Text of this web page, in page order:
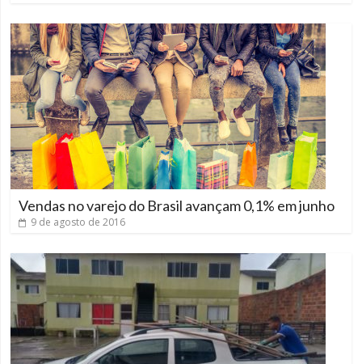
Vendas no varejo do Brasil avançam 0,1% em junho
9 de agosto de 2016